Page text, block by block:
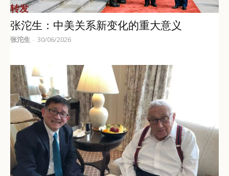
转发
张沱生：中美关系新变化的重大意义
张沱生 - 30/06/2026